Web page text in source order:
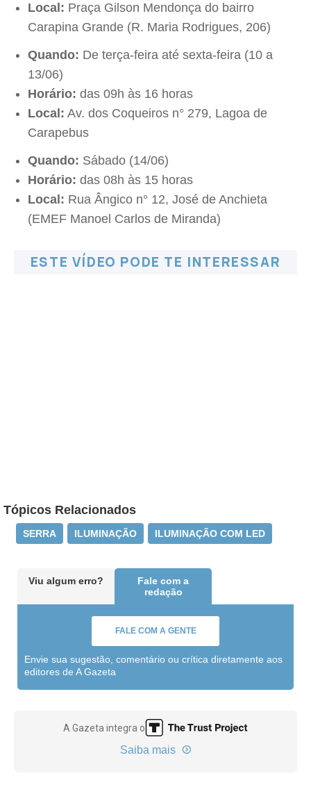
Local: Praça Gilson Mendonça do bairro
Carapina Grande (R. Maria Rodrigues, 206)
Quando: De terça-feira até sexta-feira (10 a
13/06)
Horário: das 09h às 16 horas
Local: Av. dos Coqueiros n° 279, Lagoa de
Carapebus
Quando: Sábado (14/06)
Horário: das 08h às 15 horas
Local: Rua Ângico n° 12, José de Anchieta
(EMEF Manoel Carlos de Miranda)
ESTE VÍDEO PODE TE INTERESSAR
Tópicos Relacionados
SERRA ILUMINAÇÃO ILUMINAÇÃO COM LED
Viu algum erro?
Fale com a
redação
FALE COM A GENTE
Envie sua sugestão, comentário ou crítica diretamente aos
editores de A Gazeta
A Gazeta integra o
Saiba mais